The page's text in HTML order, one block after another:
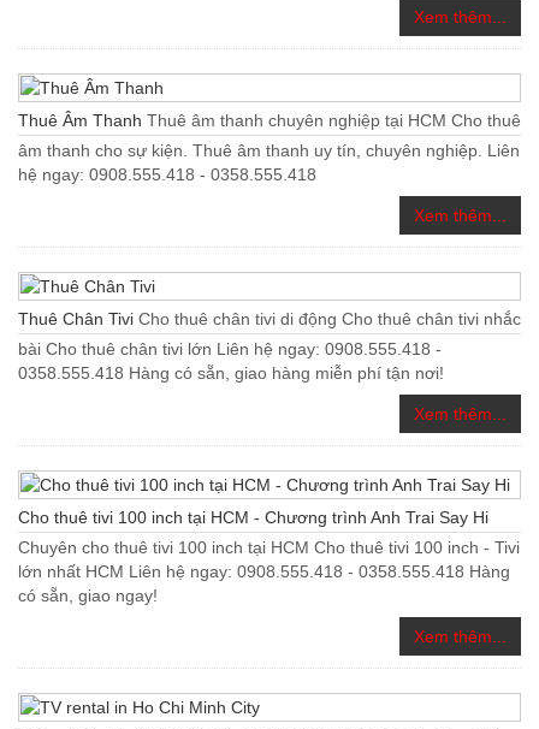
Xem thêm...
Thuê Âm Thanh Thuê âm thanh chuyên nghiệp tại HCM Cho thuê
âm thanh cho sự kiện. Thuê âm thanh uy tín, chuyên nghiệp. Liên
hệ ngay: 0908.555.418 - 0358.555.418
Xem thêm...
Thuê Chân Tivi Cho thuê chân tivi di động Cho thuê chân tivi nhắc
bài Cho thuê chân tivi lớn Liên hệ ngay: 0908.555.418 -
0358.555.418 Hàng có sẵn, giao hàng miễn phí tận nơi!
Xem thêm...
Cho thuê tivi 100 inch tại HCM - Chương trình Anh Trai Say Hi
Chuyên cho thuê tivi 100 inch tại HCM Cho thuê tivi 100 inch - Tivi
lớn nhất HCM Liên hệ ngay: 0908.555.418 - 0358.555.418 Hàng
có sẵn, giao ngay!
Xem thêm...